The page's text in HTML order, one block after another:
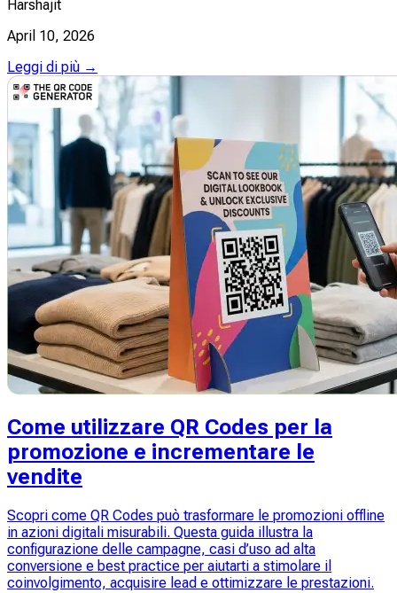
Harshajit
April 10, 2026
Leggi di più →
Come utilizzare QR Codes per la
promozione e incrementare le
vendite
Scopri come QR Codes può trasformare le promozioni offline
in azioni digitali misurabili. Questa guida illustra la
configurazione delle campagne, casi d’uso ad alta
conversione e best practice per aiutarti a stimolare il
coinvolgimento, acquisire lead e ottimizzare le prestazioni.